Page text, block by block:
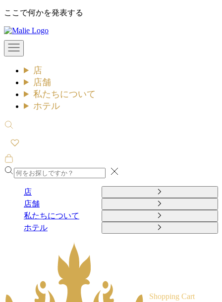
コ
テ
ン
ツ
ここで何かを発表する
Malie
メ
ニ
店
店舗
私たちについて
ホテル
検
を
開
く
カ
ー
閉
店
店舗
私たちについて
ホテル
Shopping Cart